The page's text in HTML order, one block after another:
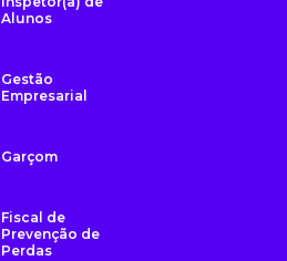
Alunos
Gestão
Empresarial
Garçom
Fiscal de
Prevenção de
Perdas